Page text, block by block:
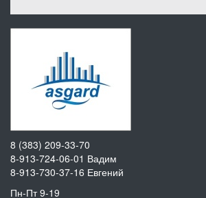
8 (383) 209-33-70
8-913-724-06-01 Вадим
8-913-730-37-16 Евгений
Пн-Пт 9-19